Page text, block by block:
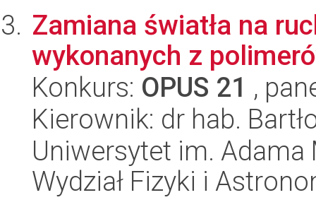
Zamiana światła na
wykonanych z
Konkurs: OPUS 21 ,
Kierownik: dr hab.
Uniwersytet im.
Wydział Fizyki i